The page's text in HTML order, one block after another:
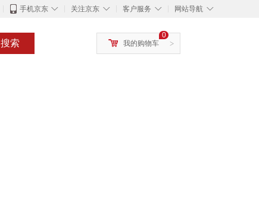
◇
手机京东 ◇
关注京东 ◇
客户服务 ◇
网站导航
搜索 >
0
我的购物车